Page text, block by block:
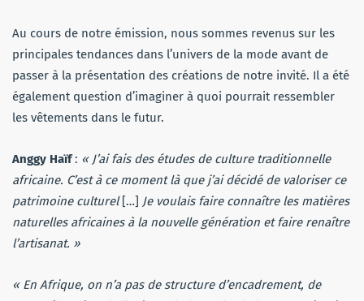
Au cours de notre émission, nous sommes revenus sur les
principales tendances dans l’univers de la mode avant de
passer à la présentation des créations de notre invité. Il a été
également question d’imaginer à quoi pourrait ressembler
les vêtements dans le futur.
Anggy Haïf: « J’ai fais des études de culture traditionnelle
africaine. C’est à ce moment là que j’ai décidé de valoriser ce
patrimoine culturel […] Je voulais faire connaître les matières
naturelles africaines à la nouvelle génération et faire renaître
l’artisanat. »
« En Afrique, on n’a pas de structure d’encadrement, de